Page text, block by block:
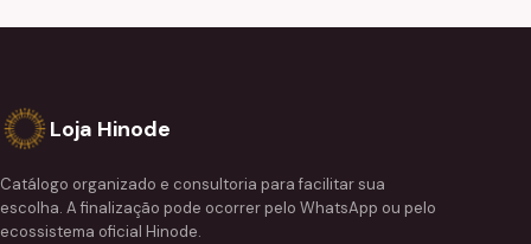
Loja Hinode
Catálogo organizado e consultoria para facilitar sua
escolha. A finalização pode ocorrer pelo WhatsApp ou pelo
ecossistema oficial Hinode.